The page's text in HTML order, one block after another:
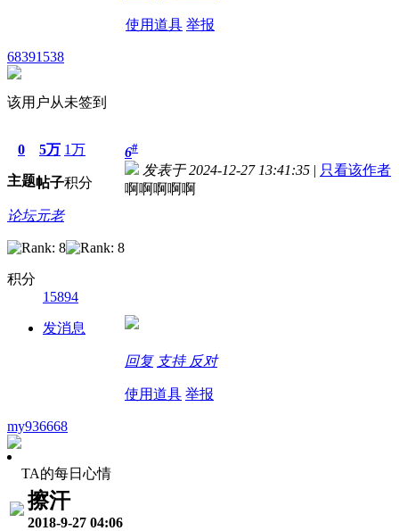
使用道具 举报
68391538
该用户从未签到
0
主题
5万
帖子
1万
积分
论坛元老
积分
15894
发消息
6#
发表于 2024-12-27 13:41:35 | 只看该作者
啊啊啊啊啊
回复 支持 反对
使用道具 举报
my936668
TA的每日心情
擦汗
2018-9-27 04:06